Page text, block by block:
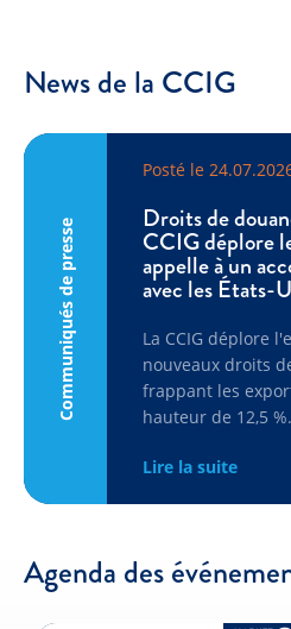
News de la CCIG
Communiqués de presse
Posté le
Droits de
CCIG déplore
appelle à un
avec les États-
La CCIG déplore
nouveaux droits
frappant les
hauteur de 12,5 %.
Lire la suite
Agenda des